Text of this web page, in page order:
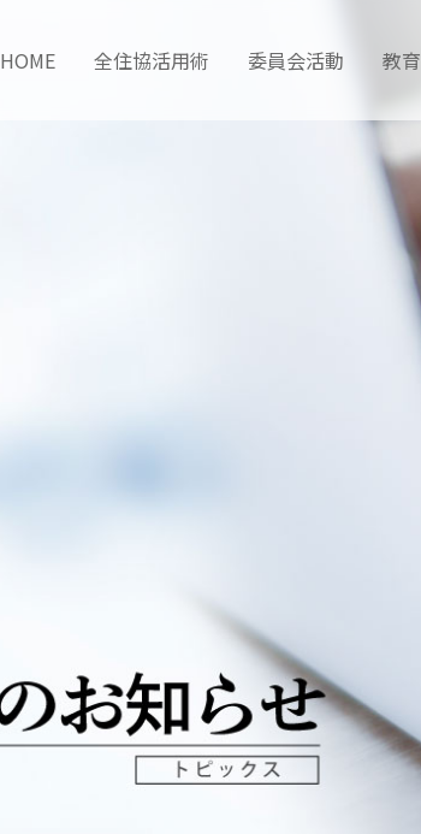
HOME 全住協活用術 委員会活動 教